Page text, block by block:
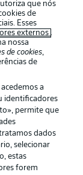
que nós
de
Esses
externos .
nossa
de cookies,
de
a
identificadores
permite que
dados
selecionar
estas
forem